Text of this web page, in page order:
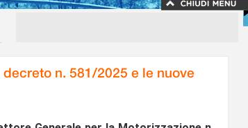
n. 581/2025 e le nuove